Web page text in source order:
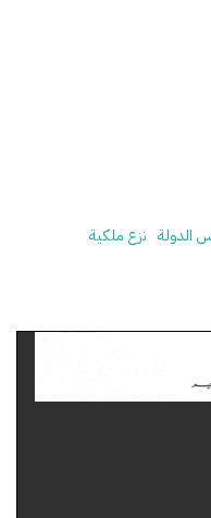
الدولة نزع ملكية